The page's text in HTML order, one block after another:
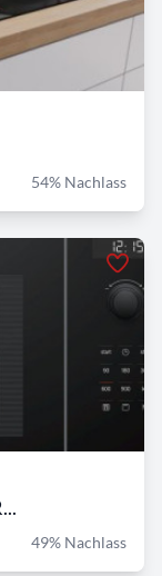
54% Nachlass
49% Nachlass